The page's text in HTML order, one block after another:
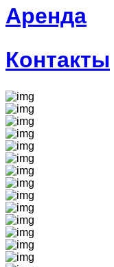
Аренда
Контакты